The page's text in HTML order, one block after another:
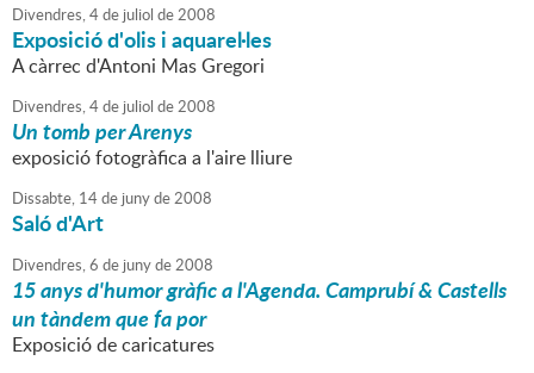
Divendres,4de juliol de2008
Exposició d'olis i aquarel·les
A càrrec d'Antoni Mas Gregori
Divendres,4de juliol de2008
Un tomb per Arenys
exposició fotogràfica a l'aire lliure
Dissabte, 14de junyde2008
Saló d'Art
Divendres,6 de junyde2008
15 anys d'humor gràfic a l'Agenda. Camprubí & Castells
un tàndem que fa por
Exposició de caricatures